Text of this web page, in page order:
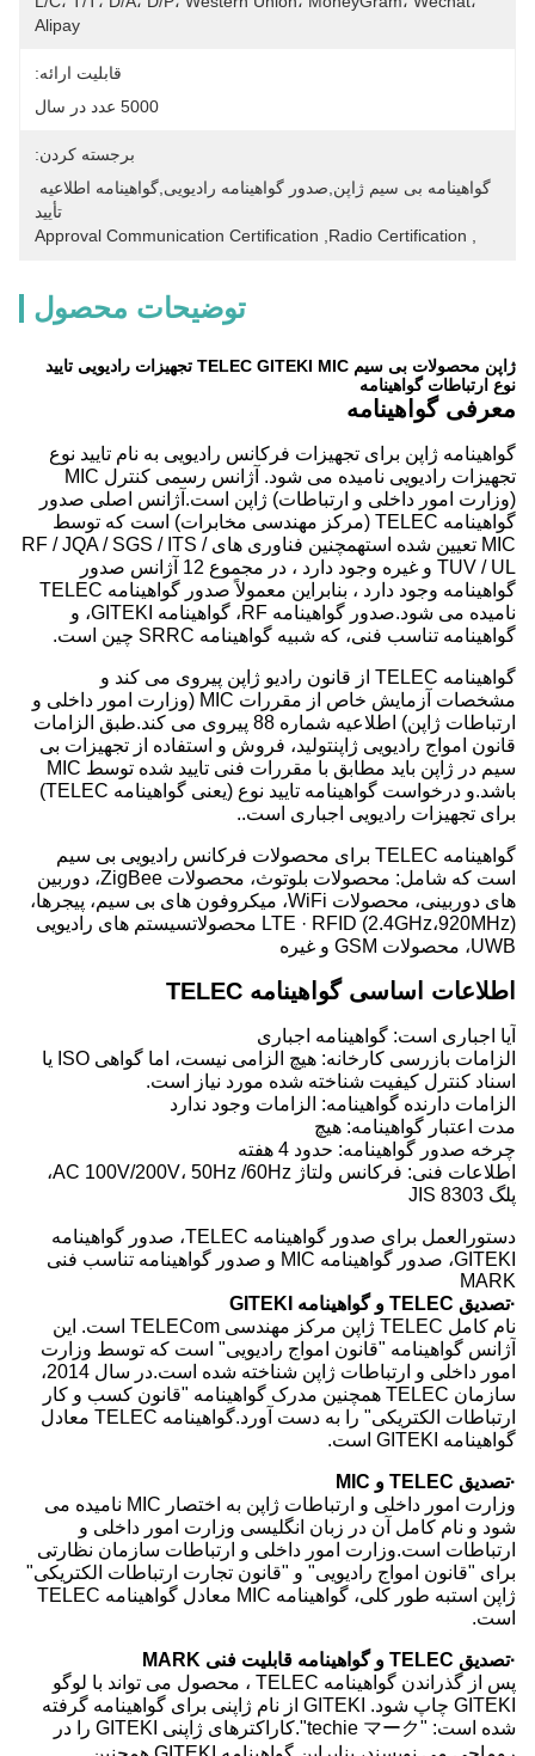
Alipay
قابلیت ارائه:
5000 عدد در سال
برجسته کردن:
تأیید
Radio Certification
Approval Communication Certification
توضیحات محصول
ژاپن محصولات بی سیم TELEC GITEKI MIC تجهیزات رادیویی تایید
نوع ارتباطات گواهینامه
معرفی گواهینامه
گواهینامه ژاپن برای تجهیزات فرکانس رادیویی به نام تایید نوع
تجهیزات رادیویی نامیده می شود. آژانس رسمی کنترل MIC
(وزارت امور داخلی و ارتباطات) ژاپن است.آژانس اصلی صدور
گواهینامه TELEC (مرکز مهندسی مخابرات) است که توسط
MIC تعیین شده استهمچنین فناوری های RF / JQA / SGS / ITS /
TUV / UL و غیره وجود دارد ، در مجموع 12 آژانس صدور
گواهینامه وجود دارد ، بنابراین معمولاً صدور گواهینامه TELEC
نامیده می شود.صدور گواهینامه RF، گواهینامه GITEKI، و
گواهینامه تناسب فنی، که شبیه گواهینامه SRRC چین است.
گواهینامه TELEC از قانون رادیو ژاپن پیروی می کند و
مشخصات آزمایش خاص از مقررات MIC (وزارت امور داخلی و
ارتباطات ژاپن) اطلاعیه شماره 88 پیروی می کند.طبق الزامات
قانون امواج رادیویی ژاپنتولید، فروش و استفاده از تجهیزات بی
سیم در ژاپن باید مطابق با مقررات فنی تایید شده توسط MIC
باشد.و درخواست گواهینامه تایید نوع (یعنی گواهینامه TELEC)
برای تجهیزات رادیویی اجباری است..
گواهینامه TELEC برای محصولات فرکانس رادیویی بی سیم
است که شامل: محصولات بلوتوث، محصولات ZigBee، دوربین
های دوربینی، محصولات WiFi، میکروفون های بی سیم، پیجرها،
LTE · RFID (2.4GHz،920MHz) محصولاتسیستم های رادیویی
UWB، محصولات GSM و غیره
اطلاعات اساسی گواهینامه TELEC
آیا اجباری است: گواهینامه اجباری
الزامات بازرسی کارخانه: هیچ الزامی نیست، اما گواهی ISO یا
اسناد کنترل کیفیت شناخته شده مورد نیاز است.
الزامات دارنده گواهینامه: الزامات وجود ندارد
مدت اعتبار گواهینامه: هیچ
چرخه صدور گواهینامه: حدود 4 هفته
اطلاعات فنی: فرکانس ولتاژ AC 100V/200V، 50Hz /60Hz،
پلگ JIS 8303
دستورالعمل برای صدور گواهینامه TELEC، صدور گواهینامه
GITEKI، صدور گواهینامه MIC و صدور گواهینامه تناسب فنی
MARK
·تصدیق TELEC و گواهینامه GITEKI
نام کامل TELEC ژاپن مرکز مهندسی TELECom است. این
آژانس گواهینامه "قانون امواج رادیویی" است که توسط وزارت
امور داخلی و ارتباطات ژاپن شناخته شده است.در سال 2014،
سازمان TELEC همچنین مدرک گواهینامه "قانون کسب و کار
ارتباطات الکتریکی" را به دست آورد.گواهینامه TELEC معادل
گواهینامه GITEKI است.
·تصدیق TELEC و MIC
وزارت امور داخلی و ارتباطات ژاپن به اختصار MIC نامیده می
شود و نام کامل آن در زبان انگلیسی وزارت امور داخلی و
ارتباطات است.وزارت امور داخلی و ارتباطات سازمان نظارتی
برای "قانون امواج رادیویی" و "قانون تجارت ارتباطات الکتریکی"
ژاپن استبه طور کلی، گواهینامه MIC معادل گواهینامه TELEC
است.
·تصدیق TELEC و گواهینامه قابلیت فنی MARK
پس از گذراندن گواهینامه TELEC ، محصول می تواند با لوگو
GITEKI چاپ شود. GITEKI از نام ژاپنی برای گواهینامه گرفته
شده است: "techie マーク".کاراکترهای ژاپنی GITEKI را در